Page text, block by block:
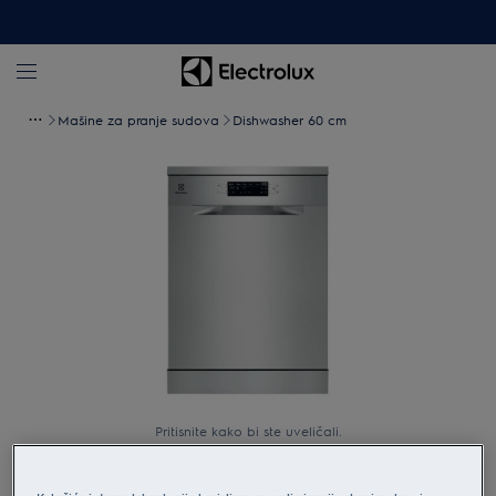
Mašine za pranje sudova Dishwasher 60 cm
Pritisnite kako bi ste uveličali.